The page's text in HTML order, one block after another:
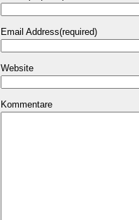
Email Address(required)
Website
Kommentare